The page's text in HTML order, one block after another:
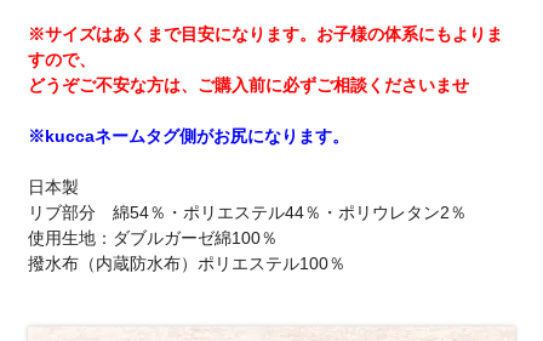
※サイズはあくまで目安になります。お子様の体系にもよりま
すので、
どうぞご不安な方は、ご購入前に必ずご相談くださいませ
※kuccaネームタグ側がお尻になります。
日本製
リブ部分 綿54％・ポリエステル44％・ポリウレタン2％
使用生地：ダブルガーゼ綿100％
撥水布（内蔵防水布）ポリエステル100％